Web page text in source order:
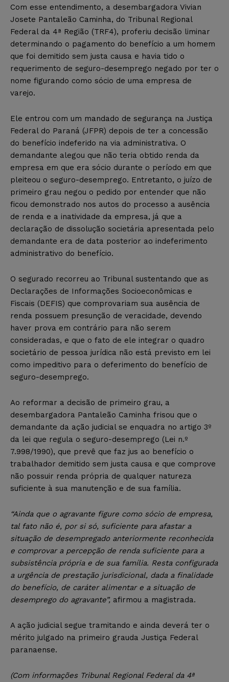
Com esse entendimento, a desembargadora Vivian
Josete Pantaleão Caminha, do Tribunal Regional
Federal da 4ª Região (TRF4), proferiu decisão liminar
determinando o pagamento do benefício a um homem
que foi demitido sem justa causa e havia tido o
requerimento de seguro-desemprego negado por ter o
nome figurando como sócio de uma empresa de
varejo.
Ele entrou com um mandado de segurança na Justiça
Federal do Paraná (JFPR) depois de ter a concessão
do benefício indeferido na via administrativa. O
demandante alegou que não teria obtido renda da
empresa em que era sócio durante o período em que
pleiteou o seguro-desemprego. Entretanto, o juízo de
primeiro grau negou o pedido por entender que não
ficou demonstrado nos autos do processo a ausência
de renda e a inatividade da empresa, já que a
declaração de dissolução societária apresentada pelo
demandante era de data posterior ao indeferimento
administrativo do benefício.
O segurado recorreu ao Tribunal sustentando que as
Declarações de Informações Socioeconômicas e
Fiscais (DEFIS) que comprovariam sua ausência de
renda possuem presunção de veracidade, devendo
haver prova em contrário para não serem
consideradas, e que o fato de ele integrar o quadro
societário de pessoa jurídica não está previsto em lei
como impeditivo para o deferimento do benefício de
seguro-desemprego.
Ao reformar a decisão de primeiro grau, a
desembargadora Pantaleão Caminha frisou que o
demandante da ação judicial se enquadra no artigo 3º
da lei que regula o seguro-desemprego (Lei n.º
7.998/1990), que prevê que faz jus ao benefício o
trabalhador demitido sem justa causa e que comprove
não possuir renda própria de qualquer natureza
suficiente à sua manutenção e de sua família.
“Ainda que o agravante figure como sócio de empresa,
tal fato não é, por si só, suficiente para afastar a
situação de desempregado anteriormente reconhecida
e comprovar a percepção de renda suficiente para a
subsistência própria e de sua família. Resta configurada
a urgência de prestação jurisdicional, dada a finalidade
do benefício, de caráter alimentar e a situação de
desemprego do agravante”, afirmou a magistrada.
A ação judicial segue tramitando e ainda deverá ter o
mérito julgado na primeiro grauda Justiça Federal
paranaense.
(Com informações Tribunal Regional Federal da 4ª